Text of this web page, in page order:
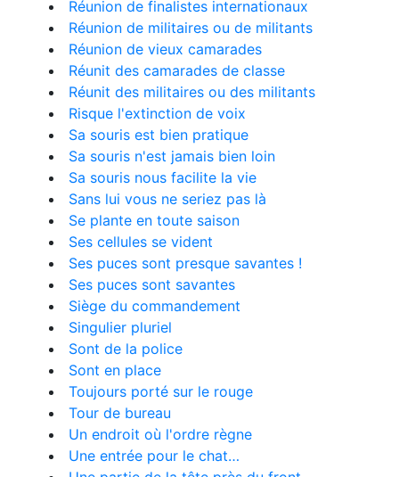
Réunion de finalistes internationaux
Réunion de militaires ou de militants
Réunion de vieux camarades
Réunit des camarades de classe
Réunit des militaires ou des militants
Risque l'extinction de voix
Sa souris est bien pratique
Sa souris n'est jamais bien loin
Sa souris nous facilite la vie
Sans lui vous ne seriez pas là
Se plante en toute saison
Ses cellules se vident
Ses puces sont presque savantes !
Ses puces sont savantes
Siège du commandement
Singulier pluriel
Sont de la police
Sont en place
Toujours porté sur le rouge
Tour de bureau
Un endroit où l'ordre règne
Une entrée pour le chat…